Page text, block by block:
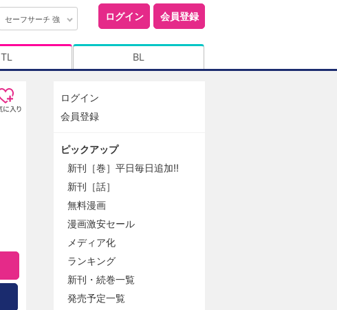
セーフサーチ 強 ログイン 会員登録
TL BL
ログイン
会員登録
ピックアップ
新刊［巻］平日毎日追加!!
新刊［話］
無料漫画
漫画激安セール
メディア化
ランキング
新刊・続巻一覧
発売予定一覧